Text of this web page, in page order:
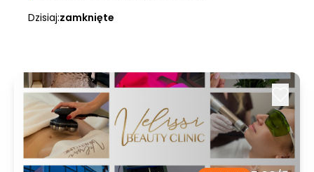
Dzisiaj:zamknięte